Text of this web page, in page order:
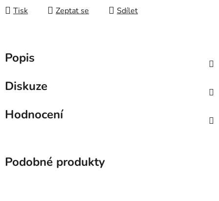
Tisk Zeptat se Sdílet
Popis
Diskuze
Hodnocení
Podobné produkty